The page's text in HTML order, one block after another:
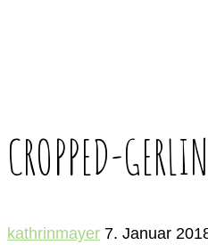
CROPPED-
kathrinmayer 7. Januar